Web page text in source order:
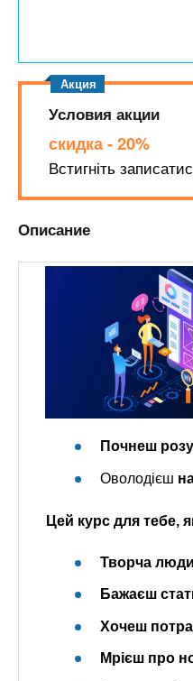
t
i
n
а
в
н
й
Условия акции
скидка - 20%
Встигніть
Описание
Почнеш
Оволодієш
Цей курс для тебе,
Творча
Бажаєш
Хочеш
Мрієш про